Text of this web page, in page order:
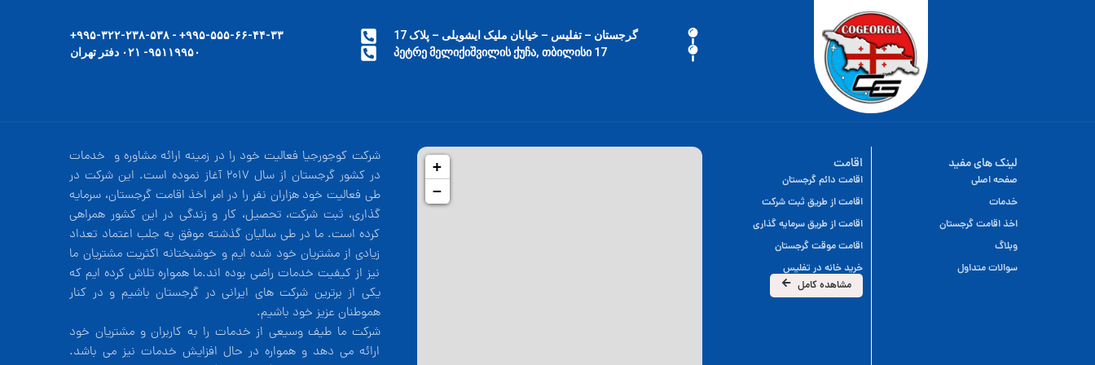
۹۹۵-۵۵۵-۶۶-۴۴-۳۳+ - ۹۹۵-۳۲۲-۲۳۸-۵۳۸+
۹۵۱۱۹۹۵۰- ۰۲۱ دفتر تهران
گرجستان – تفلیس – خیابان ملیک ایشویلی – پلاک 17
17 პეტრე მელიქიშვილის ქუჩა, თბილისი
شرکت کوجورجیا فعالیت خود را در زمینه ارائه مشاوره و خدمات
در کشور گرجستان از سال 2017 آغاز نموده است. این شرکت در
طی فعالیت خود هزاران نفر را در امر اخذ اقامت گرجستان، سرمایه
گذاری، ثبت شرکت، تحصیل، کار و زندگی در این کشور همراهی
کرده است. ما در طی سالیان گذشته موفق به جلب اعتماد تعداد
زیادی از مشتریان خود شده ایم و خوشبختانه اکثریت مشتریان ما
نیز از کیفیت خدمات راضی بوده اند.ما همواره تلاش کرده ایم که
یکی از برترین شرکت های ایرانی در گرجستان باشیم و در کنار
هموطنان عزیز خود باشیم.
شرکت ما طیف وسیعی از خدمات را به کاربران و مشتریان خود
ارائه می دهد و همواره در حال افزایش خدمات نیز می باشد.
+
−
اقامت
اقامت دائم گرجستان
اقامت از طریق ثبت شرکت
اقامت از طریق سرمایه گذاری
اقامت موقت گرجستان
خرید خانه در تفلیس
مشاهده کامل
لینک های مفید
صفحه اصلی
خدمات
اخذ اقامت گرجستان
وبلاگ
سوالات متداول